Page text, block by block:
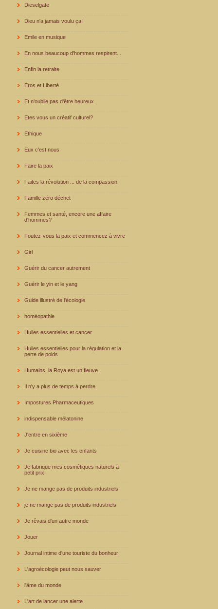
Dieselgate
Dieu n'a jamais voulu ça!
Emile en musique
En nous beaucoup d'hommes respirent...
Enfin la retraite
Eros et Liberté
Et n'oublie pas d'être heureux.
Etes vous un créatif culturel?
Ethique
Eux c'est nous
Faire la paix
Faites la révolution ... de la compassion
Famille zéro déchet
Femmes et santé, encore une affaire
d'hommes?
Foutez-vous la paix et commencez à vivre
Girl
Guérir du cancer autrement
Guérir le yin et le yang
Guide illustré de l'écologie
homéopathie
Huiles essentielles et cancer
Huiles essentielles pour la régulation et la
perte de poids
Humains, la Roya est un fleuve.
Il n'y a plus de temps à perdre
Impostures Pharmaceutiques
indispensable mélatonine
J'entre en sixième
Je cuisine bio avec les enfants
Je fabrique mes cosmétiques naturels à
petit prix
Je ne mange pas de produits industriels
je ne mange pas de produits industriels
Je rêvais d'un autre monde
Jouer
Journal intime d'une touriste du bonheur
L'agroécologie peut nous sauver
l'âme du monde
L'art de lancer une alerte